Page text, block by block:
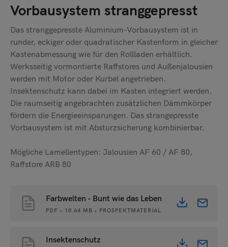
Vorbausystem stranggepresst
Das stranggepresste Aluminium-Vorbausystem ist in
runder, eckiger oder quadratischer Kastenform in gleicher
Kastenabmessung wie für den Rollladen erhältlich.
Werksseitig vormontierte Raffstores und Außenjalousien
werden mit Motor oder Kurbel angetrieben.
Insektenschutz kann dabei im Kasten integriert werden.
Die raumseitig angebrachten zusätzlichen Dämmkörper
fördern die Energieeinsparungen. Das strangepresste
Vorbausystem ist mit Absturzsicherung kombinierbar.
Mögliche Lamellentypen: Jalousien AF 60 / AF 80,
Raffstore ARB 80
Farbwelten - Bunt wie das Leben
PDF • 10.64 MB • PROSPEKTMATERIAL
Insektenschutz
Architekt oder Planer
Bewerber
Sonstige
Senden